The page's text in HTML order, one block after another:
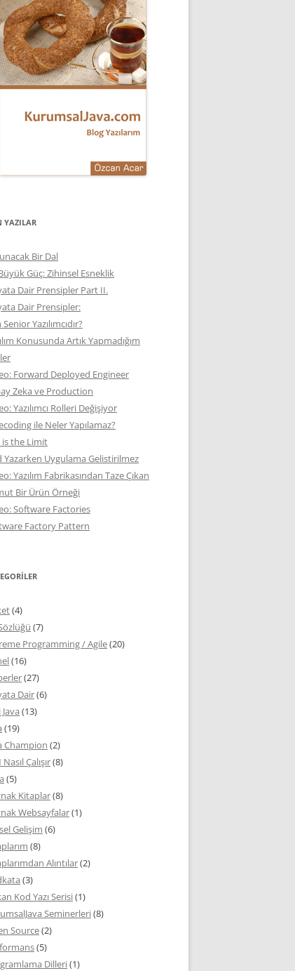
YAZILAR
Bir Dal
Güç: Zihinsel Esneklik
Dair Prensipler Part II.
Dair Prensipler:
Yazılımcıdır?
Konusunda Artık Yapmadığım
Forward Deployed Engineer
Zeka ve Production
Yazılımcı Rolleri Değişiyor
ile Neler Yapılamaz?
is the Limit
Yazarken Uygulama Gelistirilmez
Yazılım Fabrikasından Taze Çıkan
Bir Ürün Örneği
Software Factories
Factory Pattern
(4)
(7)
Programming / Agile(20)
(16)
(27)
Dair(6)
(13)
(19)
Champion (2)
Nasıl Çalışır(8)
(5)
Kitaplar(8)
Websayfalar(1)
Gelişim (6)
(8)
Alıntılar(2)
(3)
Kod Yazı Serisi(1)
Seminerleri(8)
Source(2)
(5)
Dilleri(1)